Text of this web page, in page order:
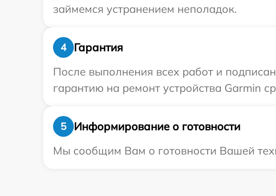
займемся устранением неполадок.
4
Гарантия
После выполнения всех работ и
гарантию на ремонт устройства Garmin
5
Информирование о готовности
Мы сообщим Вам о готовности Вашей